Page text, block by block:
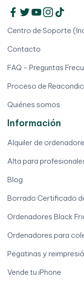
Centro de Soporte
Contacto
FAQ - Preguntas
Proceso de
Quiénes somos
Información
Alquiler de
Alta para
Blog
Borrado Certificado
Ordenadores Black
Ordenadores para
Pegatinas y
Vende tu iPhone